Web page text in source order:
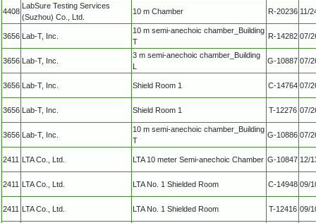
4408
LabSure Testing Services
(Suzhou) Co., Ltd.
10 m Chamber R-20236 11/
3656 Lab-T, Inc.
10 m semi-anechoic chamber_Building
T
R-14282 07/
3656 Lab-T, Inc.
3 m semi-anechoic chamber_Building
L
G-10887 07/
3656 Lab-T, Inc. Shield Room 1 C-14764 07/
3656 Lab-T, Inc. Shield Room 1 T-12276 07/
3656 Lab-T, Inc.
10 m semi-anechoic chamber_Building
T
G-10886 07/
2411 LTA Co., Ltd. LTA 10 meter Semi-anechoic Chamber G-10847 12/
2411 LTA Co., Ltd. LTA No. 1 Shielded Room C-14948 09/
2411 LTA Co., Ltd. LTA No. 1 Shielded Room T-12416 09/